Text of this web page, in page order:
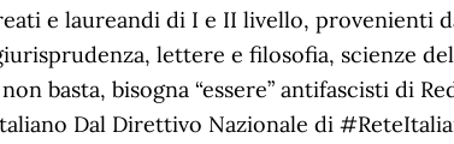
e laureandi di I e II livello, provenienti
lettere e filosofia, scienze
basta, bisogna “essere” antifascisti di
Dal Direttivo Nazionale di